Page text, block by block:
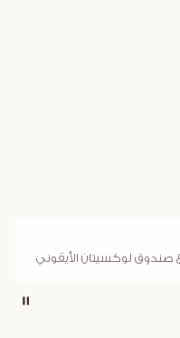
لوكسيتان الأيقوني